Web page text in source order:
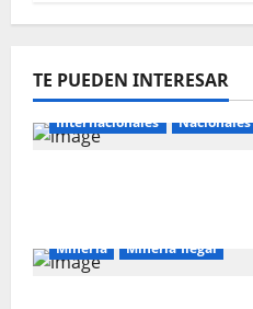
TE PUEDEN INTERESAR
Internacionales Nacionales
Mineria Mineria Ilegal